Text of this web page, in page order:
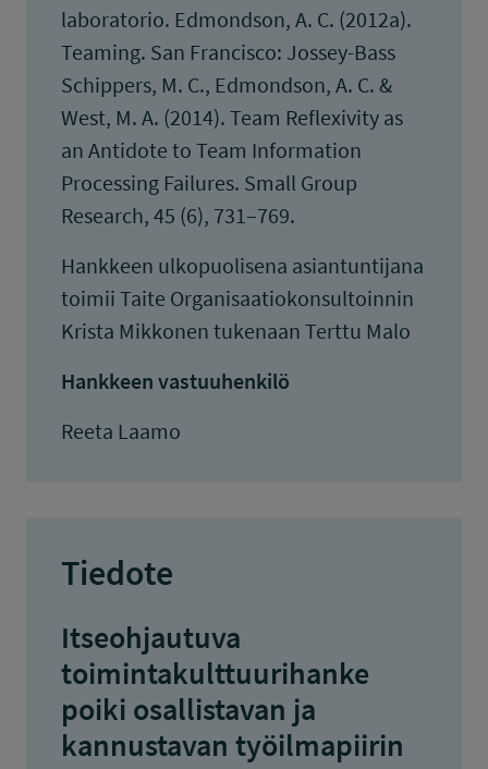
laboratorio. Edmondson, A. C. (2012a).
Teaming. San Francisco: Jossey-Bass
Schippers, M. C., Edmondson, A. C. &
West, M. A. (2014). Team Reflexivity as
an Antidote to Team Information
Processing Failures. Small Group
Research, 45 (6), 731–769.
Hankkeen ulkopuolisena asiantuntijana
toimii Taite Organisaatiokonsultoinnin
Krista Mikkonen tukenaan Terttu Malo
Hankkeen vastuuhenkilö
Reeta Laamo
Tiedote
Itseohjautuva
toimintakulttuurihanke
poiki osallistavan ja
kannustavan työilmapiirin